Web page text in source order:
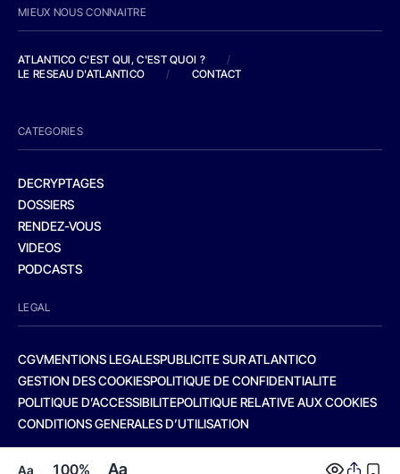
Aa 100% Aa
MIEUX NOUS CONNAITRE
ATLANTICO C'EST QUI, C'EST QUOI ?
/
LE RESEAU D'ATLANTICO
/ CONTACT
CATEGORIES
DECRYPTAGES
DOSSIERS
RENDEZ-VOUS
VIDEOS
PODCASTS
LEGAL
CGVMENTIONS LEGALESPUBLICITE SUR ATLANTICO
GESTION DES COOKIESPOLITIQUE DE CONFIDENTIALITE
POLITIQUE D’ACCESSIBILITEPOLITIQUE RELATIVE AUX COOKIES
CONDITIONS GENERALES D’UTILISATION